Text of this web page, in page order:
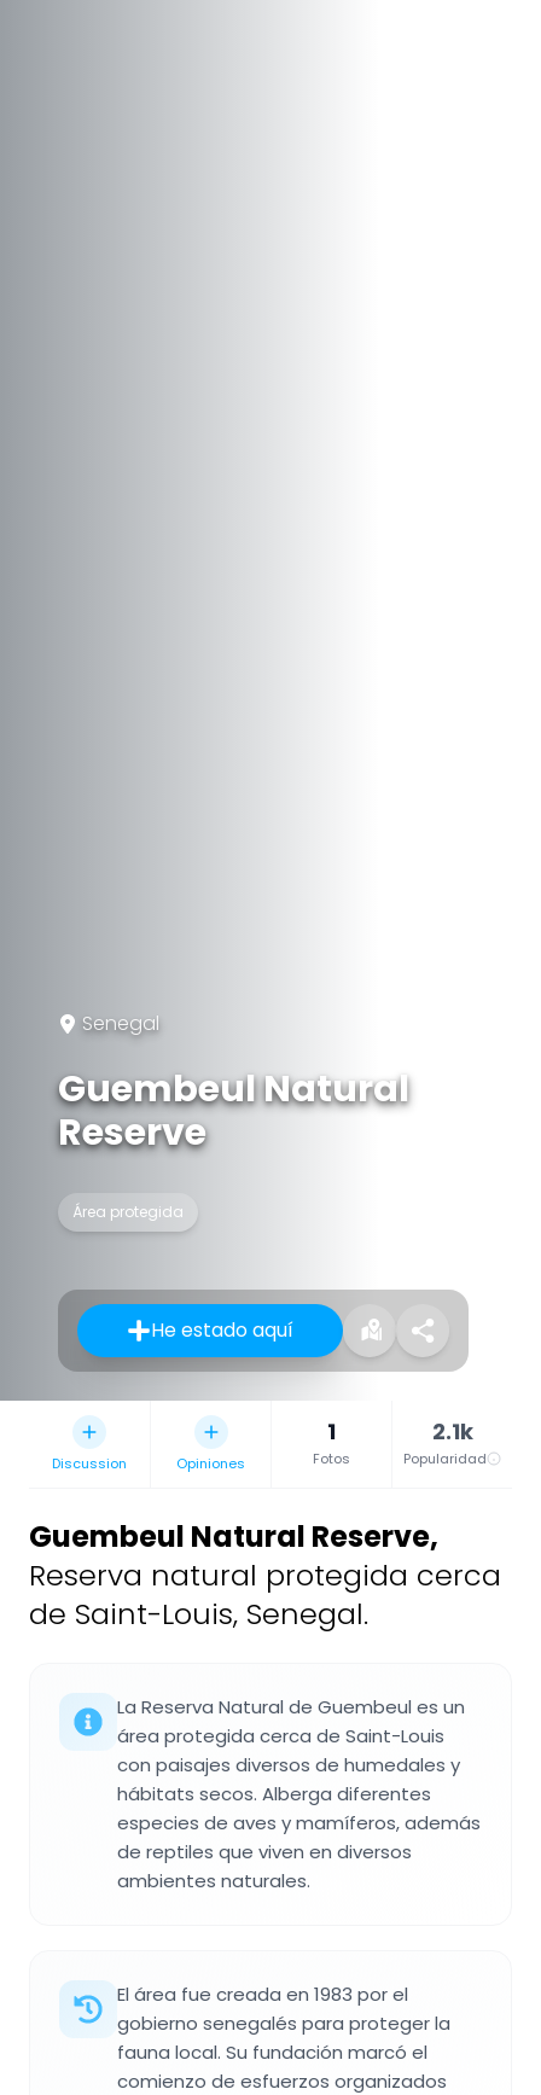
Senegal
Guembeul Natural
Reserve
Área protegida
He estado aquí
Discussion Opiniones
1
Fotos
2.1k
Popularidad
Guembeul Natural Reserve,
Reserva natural protegida cerca
de Saint-Louis, Senegal.
La Reserva Natural de Guembeul es un
área protegida cerca de Saint-Louis
con paisajes diversos de humedales y
hábitats secos. Alberga diferentes
especies de aves y mamíferos, además
de reptiles que viven en diversos
ambientes naturales.
El área fue creada en 1983 por el
gobierno senegalés para proteger la
fauna local. Su fundación marcó el
comienzo de esfuerzos organizados